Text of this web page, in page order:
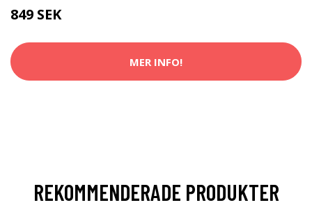
849 SEK
MER INFO!
REKOMMENDERADE PRODUKTER